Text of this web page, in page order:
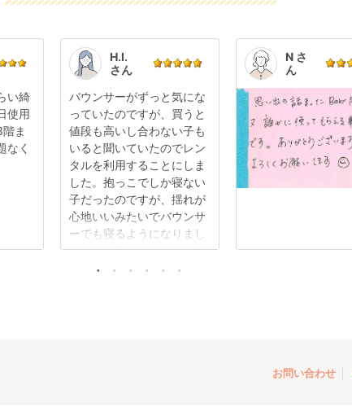
い綺
使用
ま
なく
H.I.
さん
バウンサーがずっと気にな
っていたのですが、買うと
値段も高いし合わない子も
いると聞いていたのでレン
タルを利用することにしま
した。抱っこでしか寝ない
子だったのですが、揺れが
心地いいみたいでバウンサ
ーでも寝るようになりまし
た。3ヶ月レンタルなので
まだまだ活躍してくれそう
N さ
ん
お問い合わせ